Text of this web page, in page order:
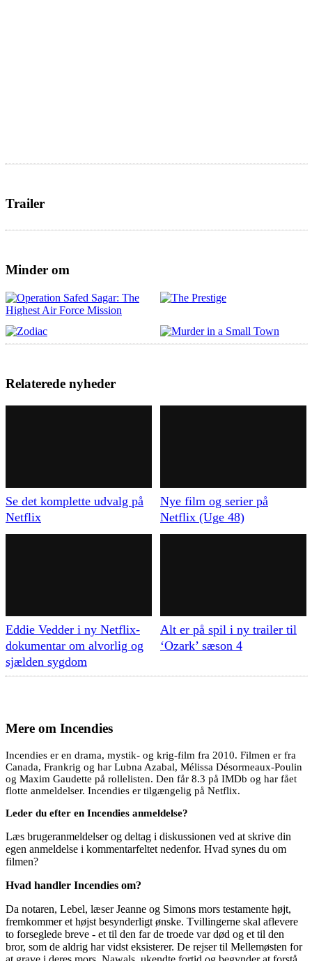
Trailer
Minder om
Relaterede nyheder
Se det komplette udvalg på
Netflix
Nye film og serier på
Netflix (Uge 48)
Eddie Vedder i ny Netflix-
dokumentar om alvorlig og
sjælden sygdom
Alt er på spil i ny trailer til
‘Ozark’ sæson 4
Mere om Incendies
Incendies er en drama, mystik- og krig-film fra 2010. Filmen er fra
Canada, Frankrig og har Lubna Azabal, Mélissa Désormeaux-Poulin
og Maxim Gaudette på rollelisten. Den får 8.3 på IMDb og har fået
flotte anmeldelser. Incendies er tilgængelig på Netflix.
Leder du efter en Incendies anmeldelse?
Læs brugeranmeldelser og deltag i diskussionen ved at skrive din
egen anmeldelse i kommentarfeltet nedenfor. Hvad synes du om
filmen?
Hvad handler Incendies om?
Da notaren, Lebel, læser Jeanne og Simons mors testamente højt,
fremkommer et højst besynderligt ønske. Tvillingerne skal aflevere
to forseglede breve - et til den far de troede var død og et til den
bror, som de aldrig har vidst eksisterer. De rejser til Mellemøsten for